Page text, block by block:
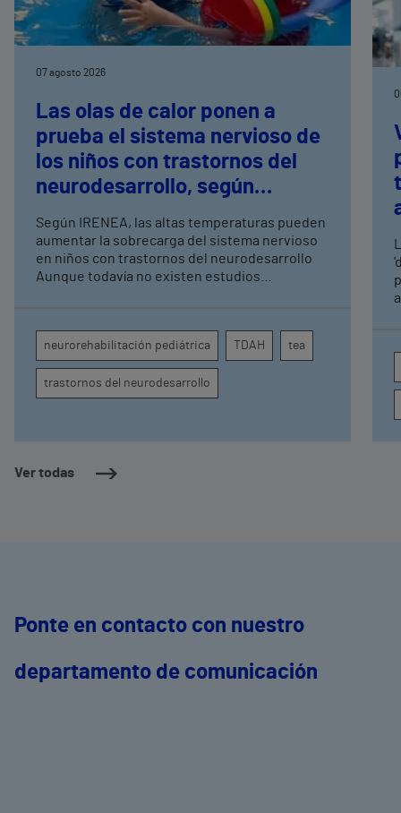
Ver todas
07 agosto 2026
Las olas de calor ponen a
prueba el sistema nervioso de
los niños con trastornos del
neurodesarrollo, según
expertos en
neurorrehabilitación
pediátrica de Vithas
Según IRENEA, las altas temperaturas pueden
aumentar la sobrecarga del sistema nervioso
en niños con trastornos del neurodesarrollo
Aunque todavía no existen estudios
atención, la regulación emocional y la
conducta
neurorehabilitación pediátrica TDAH tea
trastornos del neurodesarrollo
Ponte en contacto con nuestro
departamento de comunicación